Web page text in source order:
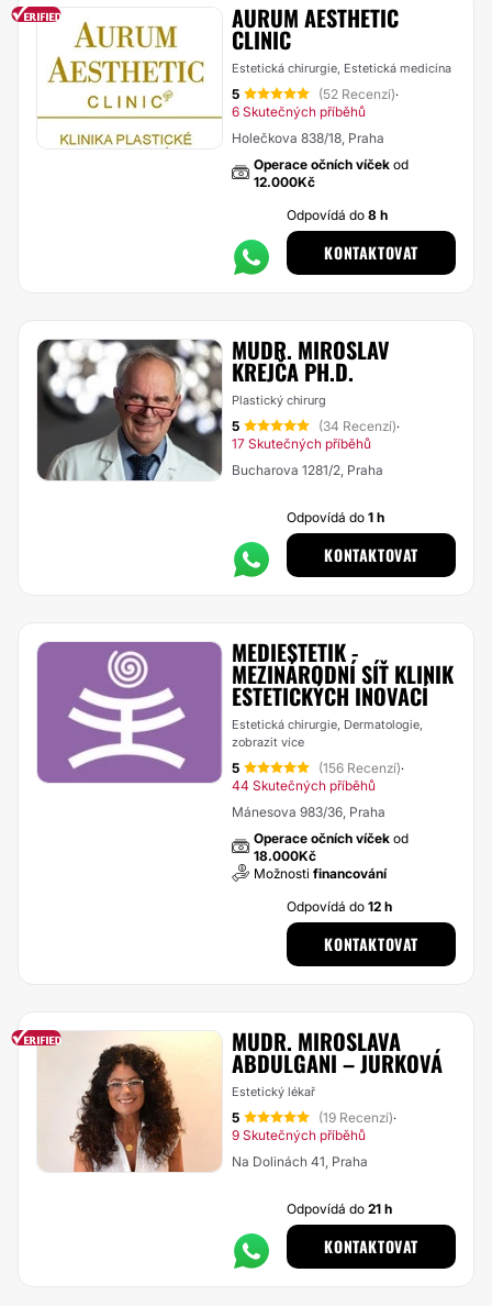
AURUM AESTHETIC
CLINIC
Estetická chirurgie, Estetická medicína
5 (52 Recenzí)·
6 Skutečných příběhů
Holečkova 838/18, Praha
Operace očních víček od
12.000Kč
Odpovídá do8 h
KONTAKTOVAT
MUDR. MIROSLAV
KREJČA PH.D.
Plastický chirurg
5 (34 Recenzí)·
17 Skutečných příběhů
Bucharova 1281/2, Praha
Odpovídá do1 h
KONTAKTOVAT
MEDIESTETIK -
MEZINÁRODNÍ SÍŤ KLINIK
ESTETICKÝCH INOVACÍ
Estetická chirurgie, Dermatologie,
zobrazit více
5 (156 Recenzí)·
44 Skutečných příběhů
Mánesova 983/36, Praha
Operace očních víček od
18.000Kč
Možnosti financování
Odpovídá do12 h
KONTAKTOVAT
MUDR. MIROSLAVA
ABDULGANI – JURKOVÁ
Estetický lékař
5 (19 Recenzí)·
9 Skutečných příběhů
Na Dolinách 41, Praha
Odpovídá do21 h
KONTAKTOVAT